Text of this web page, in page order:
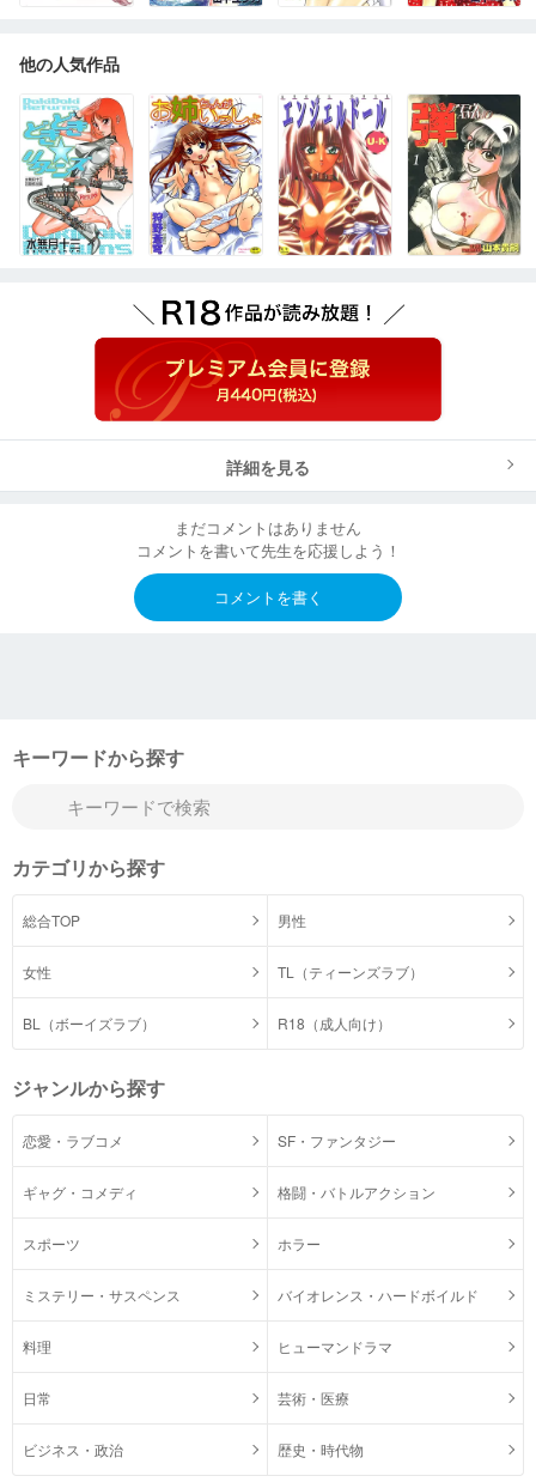
他の人気作品
詳細を見る
まだコメントはありません
コメントを書いて先生を応援しよう！
コメントを書く
キーワードから探す
カテゴリから探す
総合TOP 男性
女性 TL（ティーンズラブ）
BL（ボーイズラブ） R18（成人向け）
ジャンルから探す
恋愛・ラブコメ SF・ファンタジー
ギャグ・コメディ 格闘・バトルアクション
スポーツ ホラー
ミステリー・サスペンス バイオレンス・ハードボイルド
料理 ヒューマンドラマ
日常 芸術・医療
ビジネス・政治 歴史・時代物